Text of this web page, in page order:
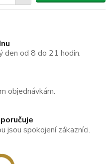
den od 8 do 21 hodin.
objednávkám.
jsou spokojení zákazníci.